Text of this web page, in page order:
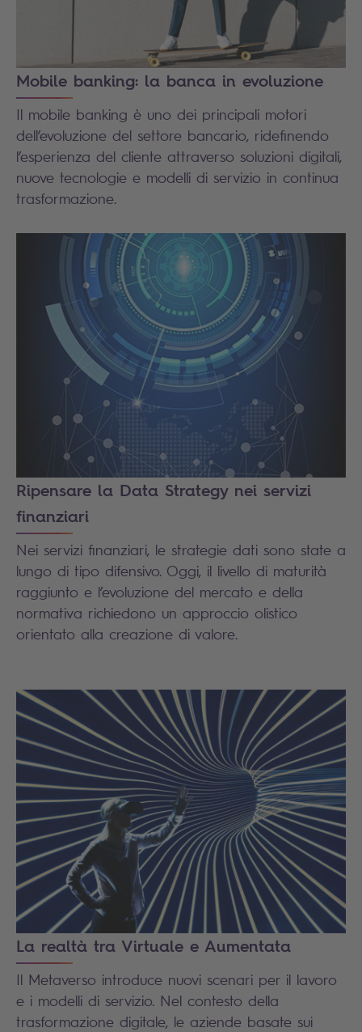
Mobile banking: la banca in evoluzione
Il mobile banking è uno dei principali motori
dell’evoluzione del settore bancario, ridefinendo
l’esperienza del cliente attraverso soluzioni digitali,
nuove tecnologie e modelli di servizio in continua
trasformazione.
Ripensare la Data Strategy nei servizi
finanziari
Nei servizi finanziari, le strategie dati sono state a
lungo di tipo difensivo. Oggi, il livello di maturità
raggiunto e l’evoluzione del mercato e della
normativa richiedono un approccio olistico
orientato alla creazione di valore.
La realtà tra Virtuale e Aumentata
Il Metaverso introduce nuovi scenari per il lavoro
e i modelli di servizio. Nel contesto della
trasformazione digitale, le aziende basate sui